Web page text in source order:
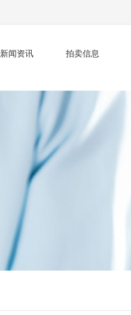
新闻资讯 拍卖信息